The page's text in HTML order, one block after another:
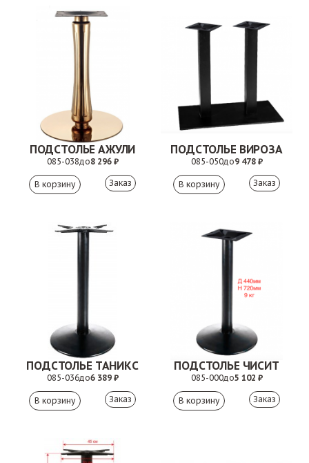
ПОДСТОЛЬЕ АЖУЛИ
085-038до8 296 ₽
Заказ
ПОДСТОЛЬЕ ВИРОЗА
085-050до9 478 ₽
Заказ
ПОДСТОЛЬЕ ТАНИКС
085-036до6 389 ₽
Заказ
ПОДСТОЛЬЕ ЧИСИТ
085-000до5 102 ₽
Заказ